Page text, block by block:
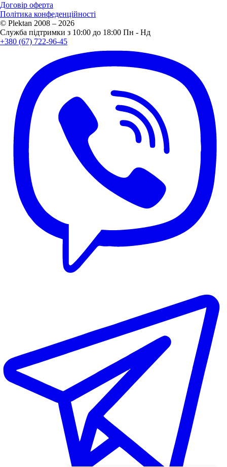
Договір оферта
Політика конфеденційності
© Plektan 2008 – 2026
Служба підтримки з 10:00 до 18:00 Пн - Нд
+380 (67) 722-96-45